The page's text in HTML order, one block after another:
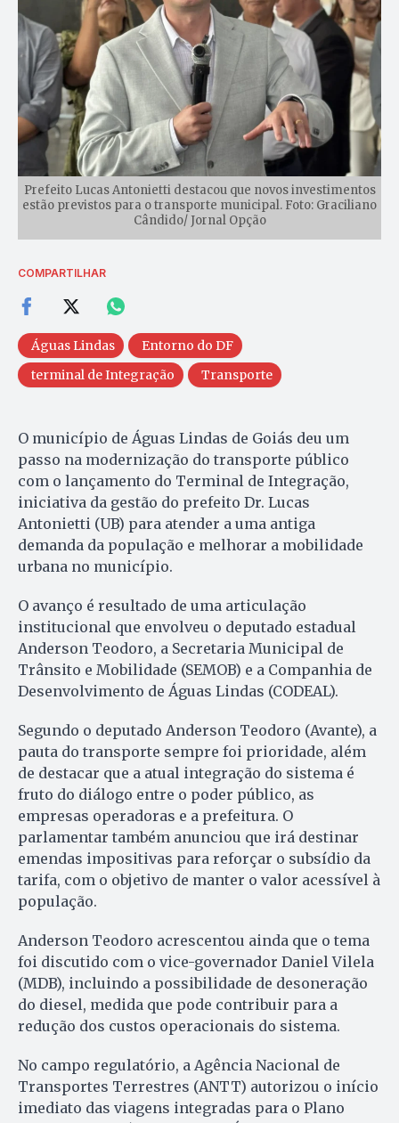
Prefeito Lucas Antonietti destacou que novos investimentos
estão previstos para o transporte municipal. Foto: Graciliano
Cândido/ Jornal Opção
COMPARTILHAR
Águas Lindas
Entorno do DF
terminal de Integração
Transporte
O município de Águas Lindas de Goiás deu um
passo na modernização do transporte público
com o lançamento do Terminal de Integração,
iniciativa da gestão do prefeito Dr. Lucas
Antonietti (UB) para atender a uma antiga
demanda da população e melhorar a mobilidade
urbana no município.
O avanço é resultado de uma articulação
institucional que envolveu o deputado estadual
Anderson Teodoro, a Secretaria Municipal de
Trânsito e Mobilidade (SEMOB) e a Companhia de
Desenvolvimento de Águas Lindas (CODEAL).
Segundo o deputado Anderson Teodoro (Avante), a
pauta do transporte sempre foi prioridade, além
de destacar que a atual integração do sistema é
fruto do diálogo entre o poder público, as
empresas operadoras e a prefeitura. O
parlamentar também anunciou que irá destinar
emendas impositivas para reforçar o subsídio da
tarifa, com o objetivo de manter o valor acessível à
população.
Anderson Teodoro acrescentou ainda que o tema
foi discutido com o vice-governador Daniel Vilela
(MDB), incluindo a possibilidade de desoneração
do diesel, medida que pode contribuir para a
redução dos custos operacionais do sistema.
No campo regulatório, a Agência Nacional de
Transportes Terrestres (ANTT) autorizou o início
imediato das viagens integradas para o Plano